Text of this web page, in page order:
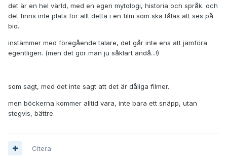
det är en hel värld, med en egen mytologi, historia och språk. och
det finns inte plats för allt detta i en film som ska tålas att ses på
bio.
instämmer med föregående talare, det går inte ens att jämföra
egentligen. (men det gör man ju såklart ändå...!)
som sagt, med det inte sagt att det är dåliga filmer.
men böckerna kommer alltid vara, inte bara ett snäpp, utan
stegvis, bättre.
Citera